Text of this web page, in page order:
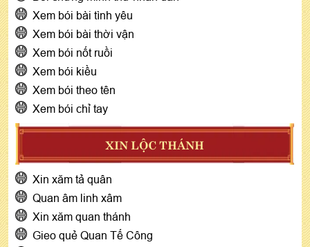
Xem bói bài tình yêu
Xem bói bài thời vận
Xem bói nốt ruồi
Xem bói kiều
Xem bói theo tên
Xem bói chỉ tay
XIN LỘC THÁNH
Xin xăm tả quân
Quan âm linh xâm
Xin xăm quan thánh
Gieo quẻ Quan Tế Công